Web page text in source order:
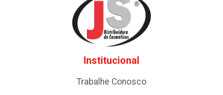
Institucional
Trabalhe Conosco